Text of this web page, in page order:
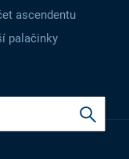
ascendentu
palačinky